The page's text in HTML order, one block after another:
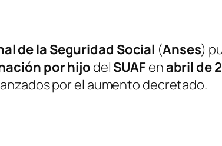
de la Seguridad Social (Anses)
por hijodel SUAF enabril de
por el aumento decretado.